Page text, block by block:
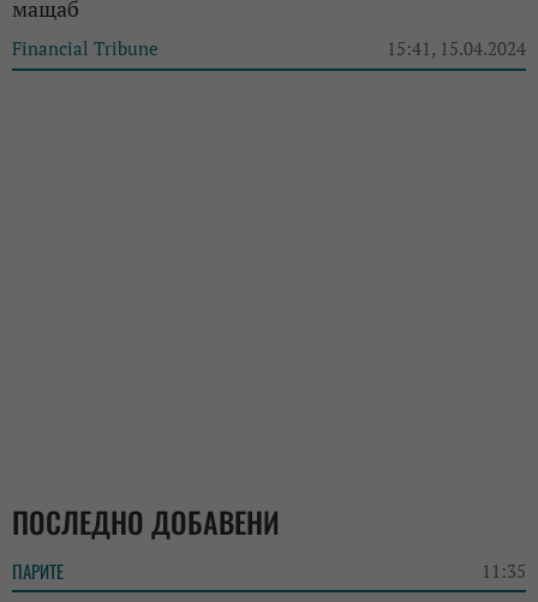
мащаб
Financial Tribune 15:41, 15.04.2024
ПОСЛЕДНО ДОБАВЕНИ
ПАРИТЕ 11:35